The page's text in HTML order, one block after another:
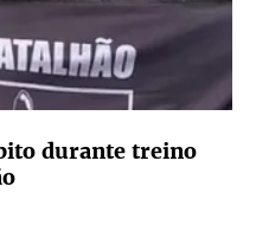
durante treino